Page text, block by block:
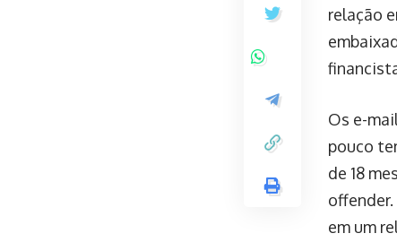
relação
Os e-
pouco
de 18
em um